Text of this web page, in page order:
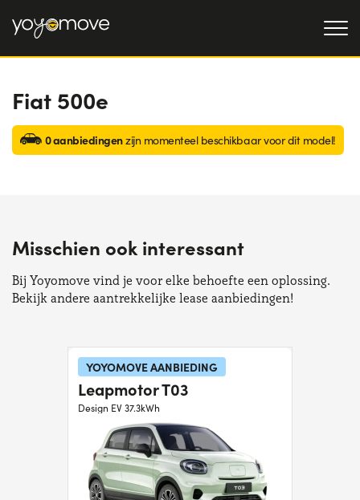
AUTO LEASE
AANBIEDINGEN
Particulieren
OCCASIONLEASE
Werken bij ons
WAAROM LEASEN
Hulp nodig?
Fiat 500e
0 aanbiedingenzijn momenteel beschikbaar voor dit model!
Misschien ook interessant
Bij Yoyomove vind je voor elke behoefte een oplossing.
Bekijk andere aantrekkelijke lease aanbiedingen!
YOYOMOVE AANBIEDING
Leapmotor T03
Design EV 37.3kWh